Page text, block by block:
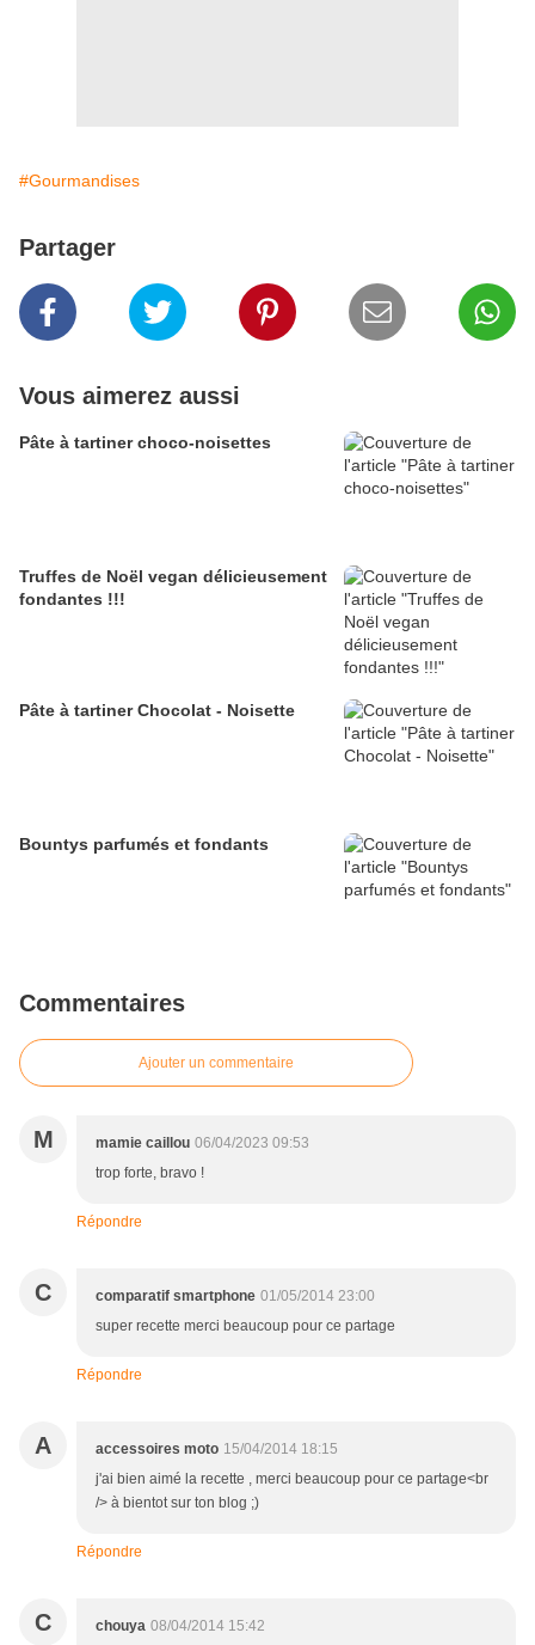
#Gourmandises
Partager
Vous aimerez aussi
Pâte à tartiner choco-noisettes
Truffes de Noël vegan délicieusement
fondantes !!!
Pâte à tartiner Chocolat - Noisette
Bountys parfumés et fondants
Commentaires
Ajouter un commentaire
M mamie caillou 06/04/2023 09:53
trop forte, bravo !
Répondre
C comparatif smartphone 01/05/2014 23:00
super recette merci beaucoup pour ce partage
Répondre
A accessoires moto 15/04/2014 18:15
j'ai bien aimé la recette , merci beaucoup pour ce partage<br
/> à bientot sur ton blog ;)
Répondre
C chouya 08/04/2014 15:42